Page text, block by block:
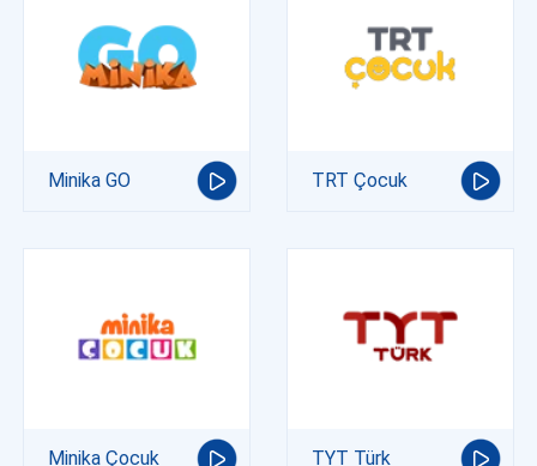
Minika GO TRT Çocuk
Minika Çocuk TYT Türk